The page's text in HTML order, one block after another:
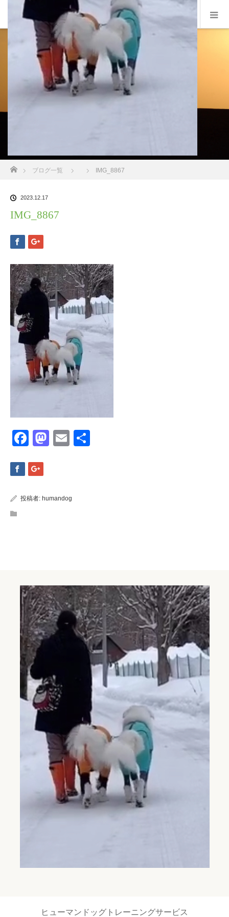
ブログ一覧 IMG_8867
2023.12.17
IMG_8867
Facebook
Mastodon
Email
投稿者: humandog
ヒューマンドッグトレーニングサービス